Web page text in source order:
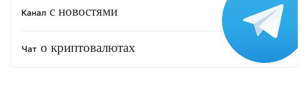
Канал с новостями
Чат о криптовалютах